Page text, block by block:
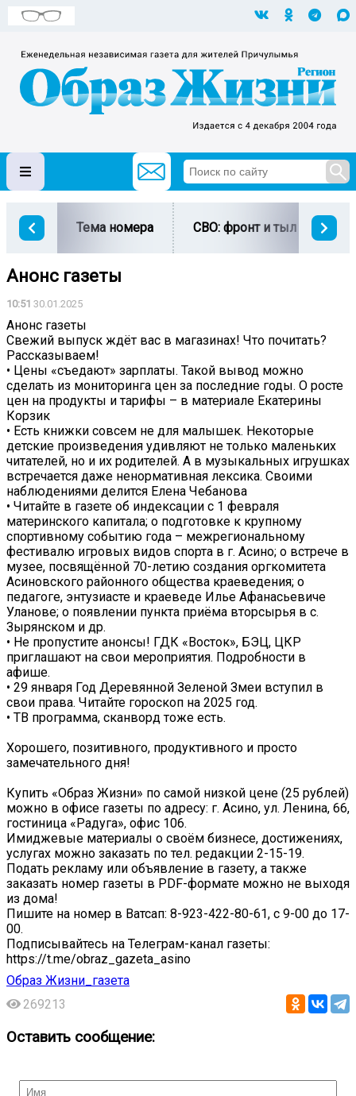
Тема номера СВО: фронт и тыл
Анонс газеты
10:51 30.01.2025
Анонс газеты
Свежий выпуск ждёт вас в магазинах! Что почитать?
Рассказываем!
• Цены «съедают» зарплаты. Такой вывод можно
сделать из мониторинга цен за последние годы. О росте
цен на продукты и тарифы – в материале Екатерины
Корзик
• Есть книжки совсем не для малышек. Некоторые
детские произведения удивляют не только маленьких
читателей, но и их родителей. А в музыкальных игрушках
встречается даже ненормативная лексика. Своими
наблюдениями делится Елена Чебанова
• Читайте в газете об индексации с 1 февраля
материнского капитала; о подготовке к крупному
спортивному событию года – межрегиональному
фестивалю игровых видов спорта в г. Асино; о встрече в
музее, посвящённой 70-летию создания оргкомитета
Асиновского районного общества краеведения; о
педагоге, энтузиасте и краеведе Илье Афанасьевиче
Уланове; о появлении пункта приёма вторсырья в с.
Зырянском и др.
• Не пропустите анонсы! ГДК «Восток», БЭЦ, ЦКР
приглашают на свои мероприятия. Подробности в
афише.
• 29 января Год Деревянной Зеленой Змеи вступил в
свои права. Читайте гороскоп на 2025 год.
• ТВ программа, сканворд тоже есть.
Хорошего, позитивного, продуктивного и просто
замечательного дня!
Купить «Образ Жизни» по самой низкой цене (25 рублей)
можно в офисе газеты по адресу: г. Асино, ул. Ленина, 66,
гостиница «Радуга», офис 106.
Имиджевые материалы о своём бизнесе, достижениях,
услугах можно заказать по тел. редакции 2-15-19.
Подать рекламу или объявление в газету, а также
заказать номер газеты в PDF-формате можно не выходя
из дома!
Пишите на номер в Ватсап: 8-923-422-80-61, с 9-00 до 17-
00.
Подписывайтесь на Телеграм-канал газеты:
https://t.me/obraz_gazeta_asino
Образ Жизни_газета
269213
Оставить сообщение: